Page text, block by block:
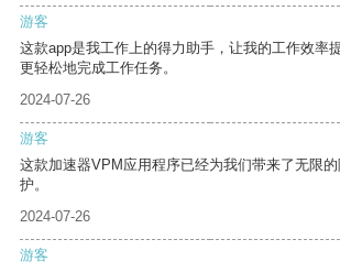
游客
这款app是我工作上的得力助手，让我的工作效率
更轻松地完成工作任务。
2024-07-26
游客
这款加速器VPM应用程序已经为我们带来了无限
护。
2024-07-26
游客